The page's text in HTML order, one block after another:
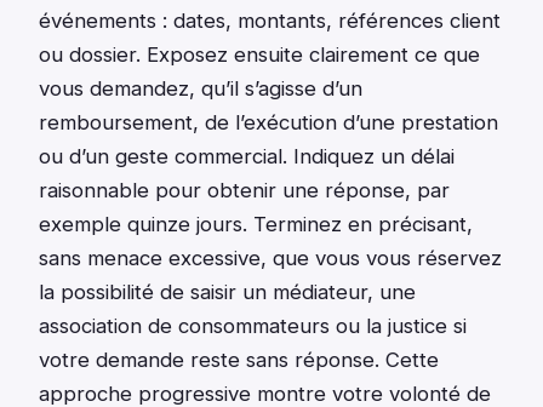
événements : dates, montants, références client
ou dossier. Exposez ensuite clairement ce que
vous demandez, qu’il s’agisse d’un
remboursement, de l’exécution d’une prestation
ou d’un geste commercial. Indiquez un délai
raisonnable pour obtenir une réponse, par
exemple quinze jours. Terminez en précisant,
sans menace excessive, que vous vous réservez
la possibilité de saisir un médiateur, une
association de consommateurs ou la justice si
votre demande reste sans réponse. Cette
approche progressive montre votre volonté de